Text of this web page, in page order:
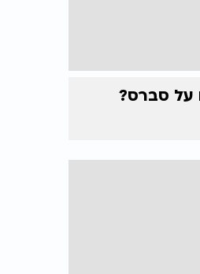
על סברס?